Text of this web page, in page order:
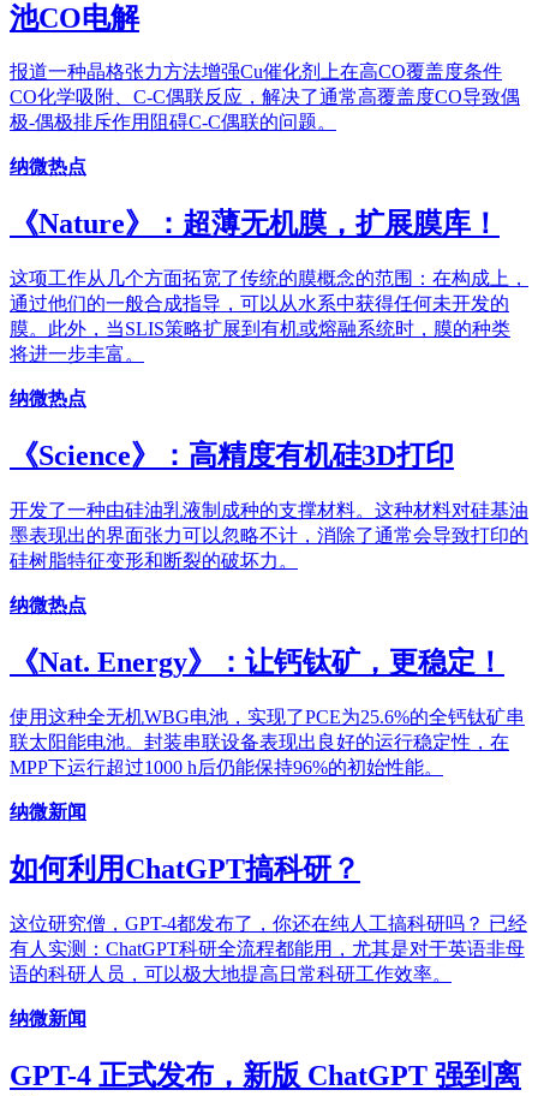
池CO电解
报道一种晶格张力方法增强Cu催化剂上在高CO覆盖度条件
CO化学吸附、C-C偶联反应，解决了通常高覆盖度CO导致偶
极-偶极排斥作用阻碍C-C偶联的问题。
纳微热点
《Nature》：超薄无机膜，扩展膜库！
这项工作从几个方面拓宽了传统的膜概念的范围：在构成上，
通过他们的一般合成指导，可以从水系中获得任何未开发的
膜。此外，当SLIS策略扩展到有机或熔融系统时，膜的种类
将进一步丰富。
纳微热点
《Science》：高精度有机硅3D打印
开发了一种由硅油乳液制成种的支撑材料。这种材料对硅基油
墨表现出的界面张力可以忽略不计，消除了通常会导致打印的
硅树脂特征变形和断裂的破坏力。
纳微热点
《Nat. Energy》：让钙钛矿，更稳定！
使用这种全无机WBG电池，实现了PCE为25.6%的全钙钛矿串
联太阳能电池。封装串联设备表现出良好的运行稳定性，在
MPP下运行超过1000 h后仍能保持96%的初始性能。
纳微新闻
如何利用ChatGPT搞科研？
这位研究僧，GPT-4都发布了，你还在纯人工搞科研吗？ 已经
有人实测：ChatGPT科研全流程都能用，尤其是对于英语非母
语的科研人员，可以极大地提高日常科研工作效率。
纳微新闻
GPT-4 正式发布，新版 ChatGPT 强到离